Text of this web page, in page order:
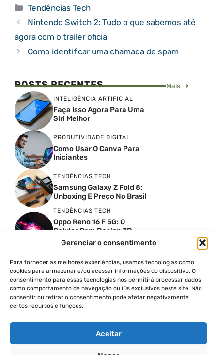
Gerenciar o consentimento
Para fornecer as melhores experiências, usamos tecnologias como
cookies para armazenar e/ou acessar informações do dispositivo. O
consentimento para essas tecnologias nos permitirá processar dados
como comportamento de navegação ou IDs exclusivos neste site. Não
consentir ou retirar o consentimento pode afetar negativamente
certos recursos e funções.
Aceitar
Categorias
Tendências Tech
Nintendo Switch 2: Tudo o que sabemos até
agora com o trailer oficial
Como identificar uma chamada de spam
POSTS RECENTES Mais
INTELIGÊNCIA ARTIFICIAL
Faça Isso Agora Para Uma
Siri Melhor
PRODUTIVIDADE DIGITAL
Como Usar O Canva Para
Iniciantes
TENDÊNCIAS TECH
Samsung Galaxy Z Fold 8:
Unboxing E Preço No Brasil
TENDÊNCIAS TECH
Oppo Reno 16 F 5G: O
Celular Com Design 3D
Surreal E Câmeras De 50
MP
PRODUTIVIDADE DIGITAL
Faca Isso Agora Para Uma
Siri Melhor
INSIGHTS & OPINIÃO
A Guerra Dos Datacenters:
Quais Os Problemas?